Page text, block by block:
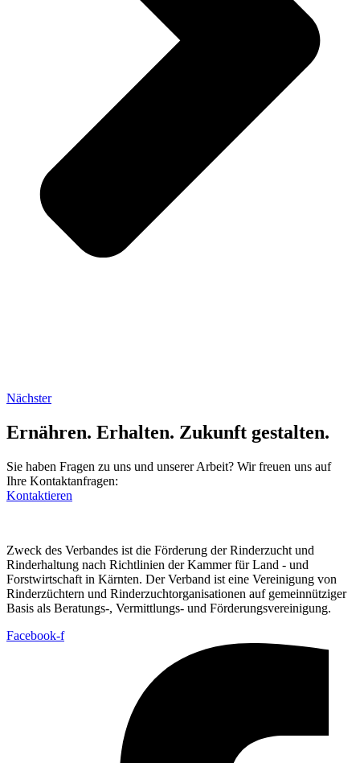
Nächster
Ernähren. Erhalten. Zukunft gestalten.
Sie haben Fragen zu uns und unserer Arbeit? Wir freuen uns auf
Ihre Kontaktanfragen:
Kontaktieren
Zweck des Verbandes ist die Förderung der Rinderzucht und
Rinderhaltung nach Richtlinien der Kammer für Land - und
Forstwirtschaft in Kärnten. Der Verband ist eine Vereinigung von
Rinderzüchtern und Rinderzuchtorganisationen auf gemeinnütziger
Basis als Beratungs-, Vermittlungs- und Förderungsvereinigung.
Facebook-f